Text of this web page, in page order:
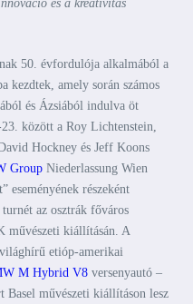
és a kreativitás
50. évfordulója alkalmából a
kezdtek, amely során számos
és Ázsiából indulva öt
között a Roy Lichtenstein,
Hockney és Jeff Koons
Group Niederlassung Wien
eseményének részeként
az osztrák főváros
művészeti kiállításán. A
etióp-amerikai
M Hybrid V8 versenyautó –
művészeti kiállításon lesz